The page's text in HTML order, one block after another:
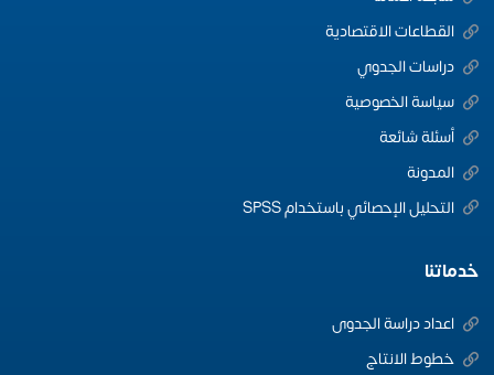
القطاعات الاقتصادية
دراسات الجدوي
سياسة الخصوصية
أسئلة شائعة
المدونة
التحليل الإحصائي باستخدام SPSS
خدماتنا
اعداد دراسة الجدوى
خطوط الانتاج